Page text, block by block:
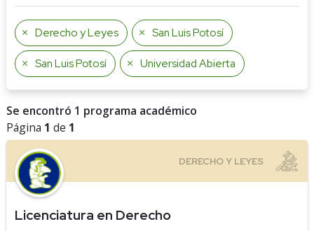
Derecho y Leyes San Luis Potosí
San Luis Potosí Universidad Abierta
Se encontró 1 programa académico
Página 1 de 1
Licenciatura en Derecho